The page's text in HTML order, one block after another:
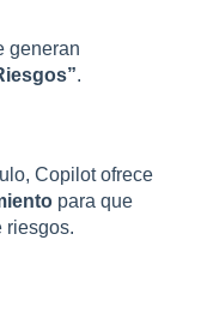
generan
.
Copilot ofrece
para que
riesgos.